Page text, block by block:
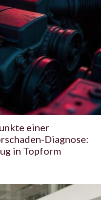
einer
Diagnose:
in Topform